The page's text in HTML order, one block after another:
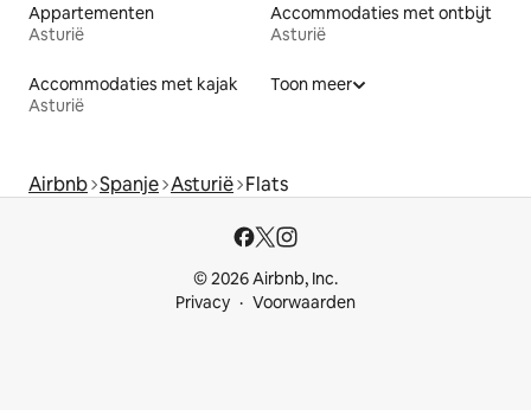
Appartementen
Asturië
Accommodaties met ontbijt
Asturië
Accommodaties met kajak
Asturië
Toon meer
Airbnb Spanje Asturië Flats
© 2026 Airbnb, Inc.
Privacy
Voorwaarden